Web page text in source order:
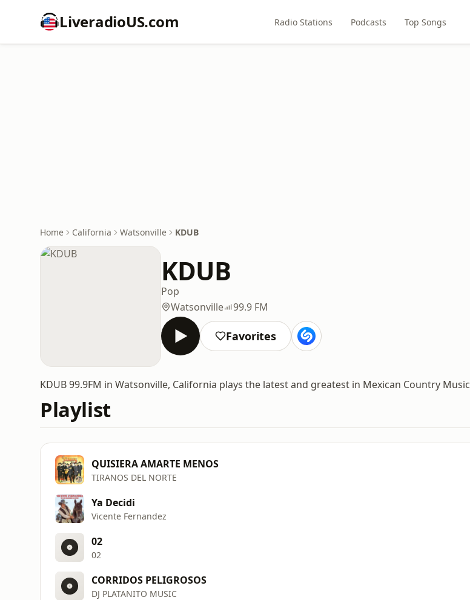
LiveradioUS.com Radio Stations Podcasts Top Songs
Home California Watsonville KDUB
KDUB
Pop
Watsonville
99.9 FM
Favorites
KDUB 99.9FM in Watsonville, California plays the latest and greatest in Mexican Country Music
Playlist
QUISIERA AMARTE MENOS
TIRANOS DEL NORTE
Ya Decidi
Vicente Fernandez
02
02
CORRIDOS PELIGROSOS
DJ PLATANITO MUSIC